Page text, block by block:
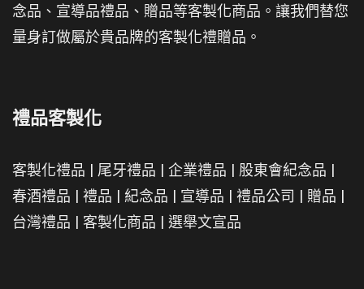
念品、宣導品禮品、贈品等客製化商品。讓我們替您
量身訂做屬於貴品牌的客製化禮贈品。
禮品客製化
客製化禮品 | 尾牙禮品 | 企業禮品 | 股東會紀念品 |
春酒禮品 | 禮品 | 紀念品 | 宣導品 | 禮品公司 | 贈品 |
台灣禮品 | 客製化商品 | 選舉文宣品